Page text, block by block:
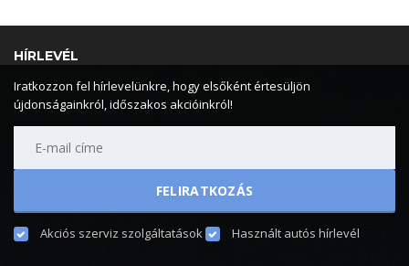
HÍRLEVÉL
Iratkozzon fel hírlevelünkre, hogy elsőként értesüljön
újdonságainkról, időszakos akcióinkról!
Akciós szerviz szolgáltatások Használt autós hírlevél